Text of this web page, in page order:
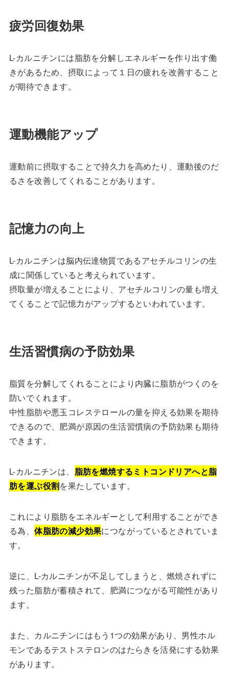
疲労回復効果
L-カルニチンには脂肪を分解しエネルギーを作り出す働
きがあるため、摂取によって１日の疲れを改善すること
が期待できます。
運動機能アップ
運動前に摂取することで持久力を高めたり、運動後のだ
るさを改善してくれることがあります。
記憶力の向上
L-カルニチンは脳内伝達物質であるアセチルコリンの生
成に関係していると考えられています。
摂取量が増えることにより、アセチルコリンの量も増え
てくることで記憶力がアップするといわれています。
生活習慣病の予防効果
脂質を分解してくれることにより内臓に脂肪がつくのを
防いでくれます。
中性脂肪や悪玉コレステロールの量を抑える効果を期待
できるので、肥満が原因の生活習慣病の予防効果も期待
できます。
L-カルニチンは、 脂肪を燃焼するミトコンドリアへと脂
肪を運ぶ役割を果たしています。
これにより脂肪をエネルギーとして利用することができ
る為、体脂肪の減少効果につながっているとされていま
す。
逆に、L-カルニチンが不足してしまうと、燃焼されずに
残った脂肪が蓄積されて、肥満につながる可能性があり
ます。
また、カルニチンにはもう1つの効果があり、男性ホル
モンであるテストステロンのはたらきを活発にする効果
があります。